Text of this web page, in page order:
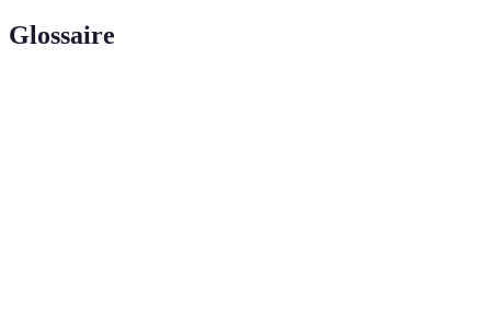
Glossaire